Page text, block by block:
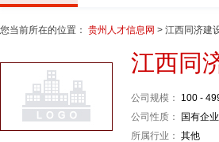
您当前所在的位置： 贵州人才信息网 > 江西同济建
江西同
公司规模：
100 -
公司性质：
国有企业
所属行业： 其他